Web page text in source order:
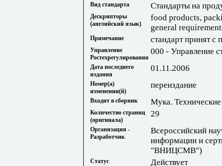
Вид стандарта Стандарты на
Дескрипторы
(английский язык)
food products,
general
Примечание стандарт принят с
Управление
Ростехрегулирования
000 - Управление
Дата последнего
издания
01.11.2006
Номер(а)
изменении(й)
переиздание
Входит в сборник Мука.
Количество страниц
(оригинала)
29
Организация -
Разработчик
Всероссийский
информации и
"ВНИЦСМВ")
Статус Действует